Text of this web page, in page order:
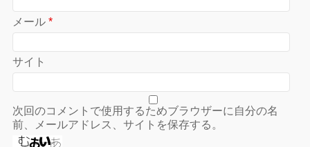
メール*
サイト
次回のコメントで使用するためブラウザーに自分の名
前、メールアドレス、サイトを保存する。